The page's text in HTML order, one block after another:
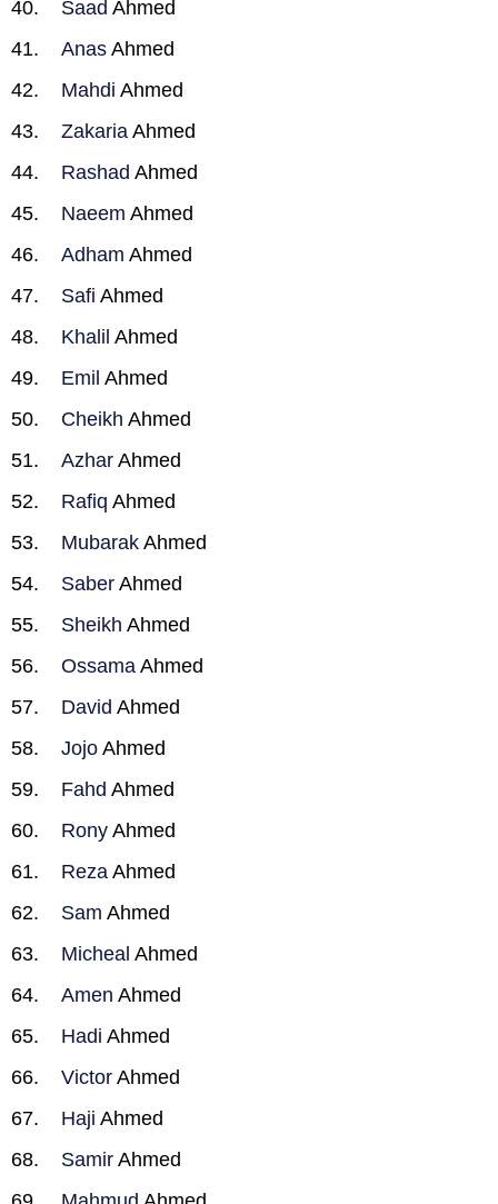
Saad Ahmed
Anas Ahmed
Mahdi Ahmed
Zakaria Ahmed
Rashad Ahmed
Naeem Ahmed
Adham Ahmed
Safi Ahmed
Khalil Ahmed
Emil Ahmed
Cheikh Ahmed
Azhar Ahmed
Rafiq Ahmed
Mubarak Ahmed
Saber Ahmed
Sheikh Ahmed
Ossama Ahmed
David Ahmed
Jojo Ahmed
Fahd Ahmed
Rony Ahmed
Reza Ahmed
Sam Ahmed
Micheal Ahmed
Amen Ahmed
Hadi Ahmed
Victor Ahmed
Haji Ahmed
Samir Ahmed